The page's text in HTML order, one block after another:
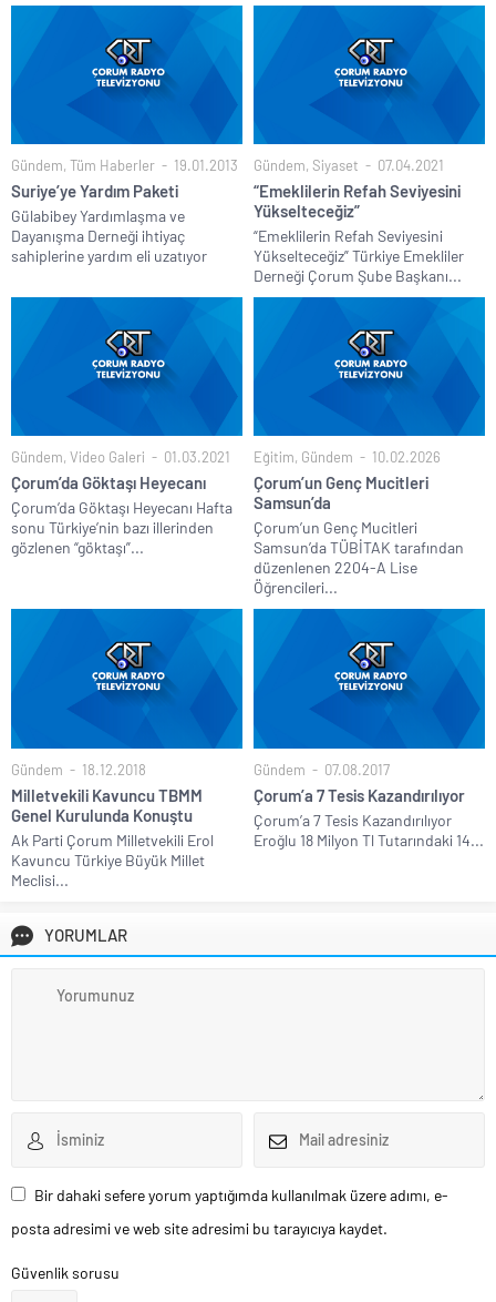
Gündem, Tüm Haberler 19.01.2013
Suriye’ye Yardım Paketi
Gülabibey Yardımlaşma ve
Dayanışma Derneği ihtiyaç
sahiplerine yardım eli uzatıyor
Gündem, Siyaset 07.04.2021
“Emeklilerin Refah Seviyesini
Yükselteceğiz”
“Emeklilerin Refah Seviyesini
Yükselteceğiz” Türkiye Emekliler
Derneği Çorum Şube Başkanı...
Gündem, Video Galeri 01.03.2021
Çorum’da Göktaşı Heyecanı
Çorum’da Göktaşı Heyecanı Hafta
sonu Türkiye’nin bazı illerinden
gözlenen “göktaşı”...
Eğitim, Gündem 10.02.2026
Çorum’un Genç Mucitleri
Samsun’da
Çorum’un Genç Mucitleri
Samsun’da TÜBİTAK tarafından
düzenlenen 2204-A Lise
Öğrencileri...
Gündem 18.12.2018
Milletvekili Kavuncu TBMM
Genel Kurulunda Konuştu
Ak Parti Çorum Milletvekili Erol
Kavuncu Türkiye Büyük Millet
Meclisi...
Gündem 07.08.2017
Çorum’a 7 Tesis Kazandırılıyor
Çorum’a 7 Tesis Kazandırılıyor
Eroğlu 18 Milyon Tl Tutarındaki 14...
YORUMLAR
Bir dahaki sefere yorum yaptığımda kullanılmak üzere adımı, e-
posta adresimi ve web site adresimi bu tarayıcıya kaydet.
Güvenlik sorusu